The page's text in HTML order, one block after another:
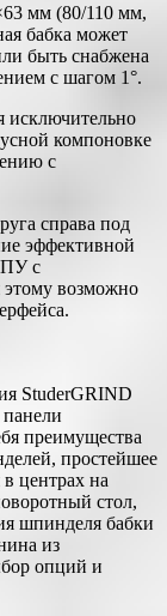
мм (80/110 мм,
бабка может
быть снабжена
с шагом 1°.
исключительно
компоновке
с
справа под
эффективной
с
возможно
StuderGRIND
панели
преимущества
простейшее
центрах на
стол,
шпинделя бабки
из
опций и